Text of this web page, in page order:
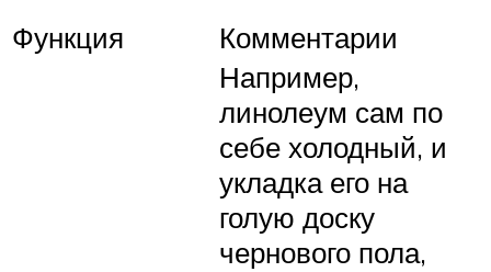
Функция
Комментарии
Например,
линолеум сам по
себе холодный, и
укладка его на
голую доску
чернового пола,